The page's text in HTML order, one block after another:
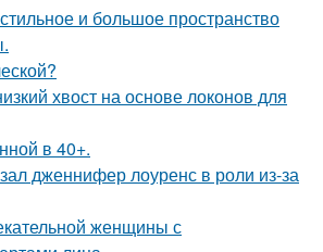
и большое пространство
хвост на основе локонов для
в 40+.
дженнифер лоуренс в роли из-за
женщины с